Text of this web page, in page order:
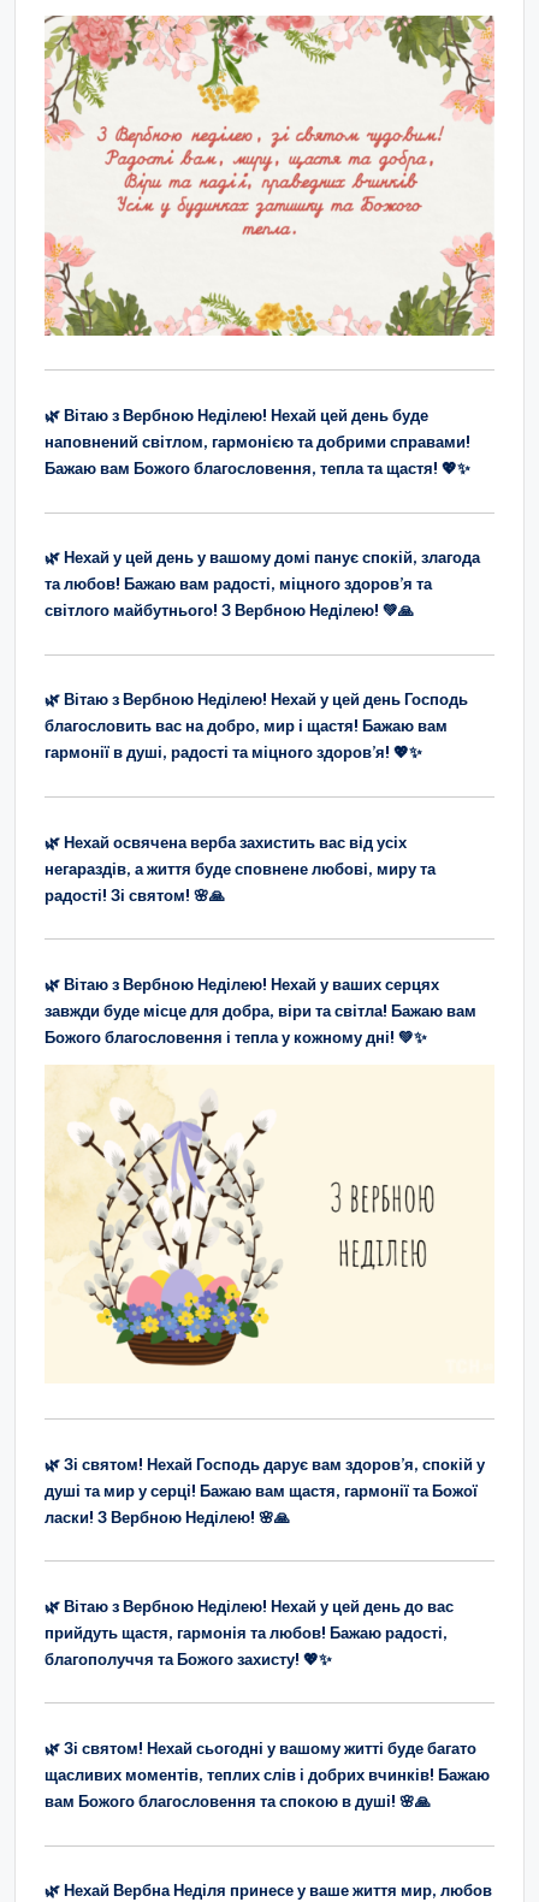
🌿 Вітаю з Вербною Неділею! Нехай цей день буде
наповнений світлом, гармонією та добрими справами!
Бажаю вам Божого благословення, тепла та щастя! 💖✨
🌿 Нехай у цей день у вашому домі панує спокій, злагода
та любов! Бажаю вам радості, міцного здоров’я та
світлого майбутнього! З Вербною Неділею! 💚🙏
🌿 Вітаю з Вербною Неділею! Нехай у цей день Господь
благословить вас на добро, мир і щастя! Бажаю вам
гармонії в душі, радості та міцного здоров’я! 💖✨
🌿 Нехай освячена верба захистить вас від усіх
негараздів, а життя буде сповнене любові, миру та
радості! Зі святом! 🌸🙏
🌿 Вітаю з Вербною Неділею! Нехай у ваших серцях
завжди буде місце для добра, віри та світла! Бажаю вам
Божого благословення і тепла у кожному дні! 💚✨
🌿 Зі святом! Нехай Господь дарує вам здоров’я, спокій у
душі та мир у серці! Бажаю вам щастя, гармонії та Божої
ласки! З Вербною Неділею! 🌸🙏
🌿 Вітаю з Вербною Неділею! Нехай у цей день до вас
прийдуть щастя, гармонія та любов! Бажаю радості,
благополуччя та Божого захисту! 💖✨
🌿 Зі святом! Нехай сьогодні у вашому житті буде багато
щасливих моментів, теплих слів і добрих вчинків! Бажаю
вам Божого благословення та спокою в душі! 🌸🙏
🌿 Нехай Вербна Неділя принесе у ваше життя мир, любов